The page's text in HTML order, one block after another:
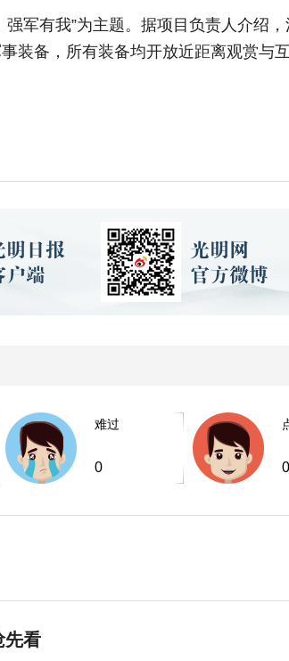
有我”为主题。据项目负责人介绍
装备，所有装备均开放近距离观赏
难过
0 0
先看